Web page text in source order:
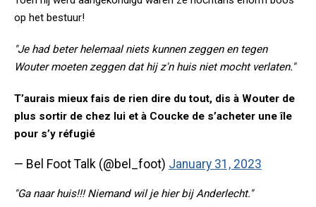
op het bestuur!
"Je had beter helemaal niets kunnen zeggen en tegen
Wouter moeten zeggen dat hij z'n huis niet mocht verlaten."
T’aurais mieux fais de rien dire du tout, dis à Wouter de
plus sortir de chez lui et à Coucke de s’acheter une île
pour s’y réfugié
— Bel Foot Talk (@bel_foot) January 31, 2023
"Ga naar huis!!! Niemand wil je hier bij Anderlecht."